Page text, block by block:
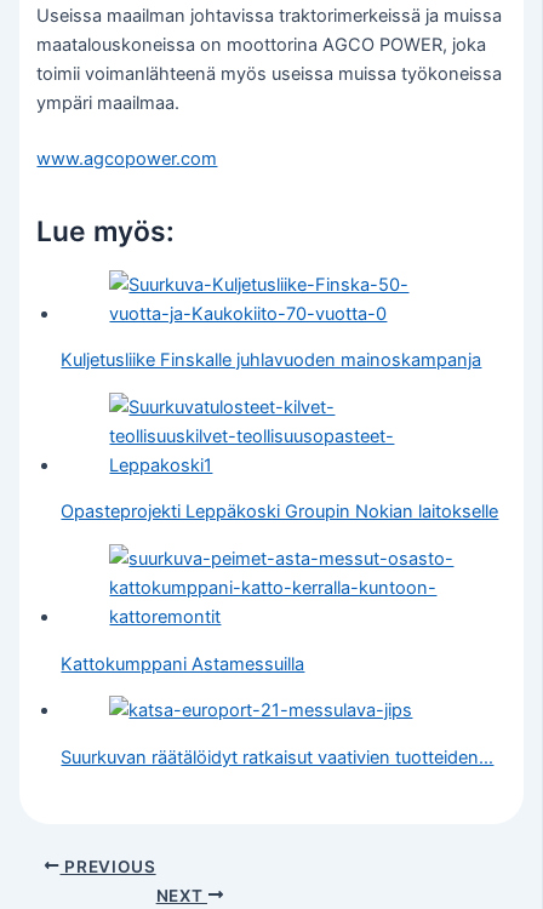
Useissa maailman johtavissa traktorimerkeissä ja muissa
maatalouskoneissa on moottorina AGCO POWER, joka
toimii voimanlähteenä myös useissa muissa työkoneissa
ympäri maailmaa.
www.agcopower.com
Lue myös:
Kuljetusliike Finskalle juhlavuoden mainoskampanja
Opasteprojekti Leppäkoski Groupin Nokian laitokselle
Kattokumppani Astamessuilla
Suurkuvan räätälöidyt ratkaisut vaativien tuotteiden…
PREVIOUS
NEXT